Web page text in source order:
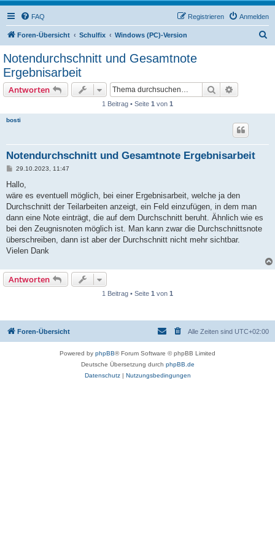
FAQ Anmelden
Registrieren
Foren-Übersicht Schulfix Windows (PC)-Version
Notendurchschnitt und Gesamtnote
Ergebnisarbeit
Antworten Suche
1 Beitrag • Seite 1 von 1
bosti
Notendurchschnitt und Gesamtnote Ergebnisarbeit
B
i
r
a
29.10.2023, 11:47
Hallo,
wäre es eventuell möglich, bei einer Ergebnisarbeit, welche ja den
Durchschnitt der Teilarbeiten anzeigt, ein Feld einzufügen, in dem man
dann eine Note einträgt, die auf dem Durchschnitt beruht. Ähnlich wie es
bei den Zeugnisnoten möglich ist. Man kann zwar die Durchschnittsnote
überschreiben, dann ist aber der Durchschnitt nicht mehr sichtbar.
Vielen Dank
Antworten
1 Beitrag • Seite 1 von 1
Foren-Übersicht Alle Zeiten sind UTC+02:00
Powered by phpBB® Forum Software © phpBB Limited
Deutsche Übersetzung durch phpBB.de
Datenschutz| Nutzungsbedingungen